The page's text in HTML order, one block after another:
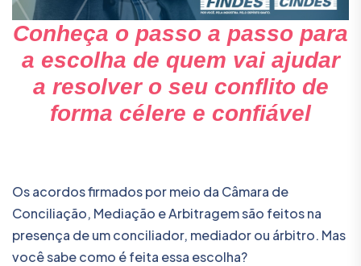
Conheça o passo a passo para
a escolha de quem vai ajudar
a resolver o seu conflito de
forma célere e confiável
Os acordos firmados por meio da Câmara de
Conciliação, Mediação e Arbitragem são feitos na
presença de um conciliador, mediador ou árbitro. Mas
você sabe como é feita essa escolha?